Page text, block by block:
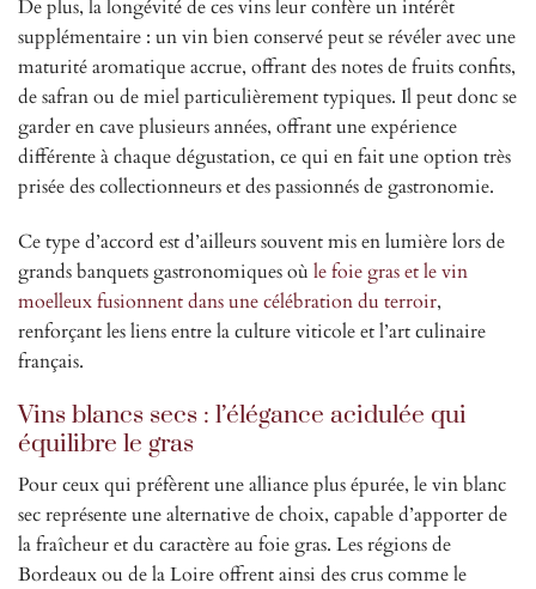
De plus, la longévité de ces vins leur confère un intérêt
supplémentaire : un vin bien conservé peut se révéler avec une
maturité aromatique accrue, offrant des notes de fruits confits,
de safran ou de miel particulièrement typiques. Il peut donc se
garder en cave plusieurs années, offrant une expérience
différente à chaque dégustation, ce qui en fait une option très
prisée des collectionneurs et des passionnés de gastronomie.
Ce type d’accord est d’ailleurs souvent mis en lumière lors de
grands banquets gastronomiques où le foie gras et le vin
moelleux fusionnent dans une célébration du terroir,
renforçant les liens entre la culture viticole et l’art culinaire
français.
Vins blancs secs : l’élégance acidulée qui
équilibre le gras
Pour ceux qui préfèrent une alliance plus épurée, le vin blanc
sec représente une alternative de choix, capable d’apporter de
la fraîcheur et du caractère au foie gras. Les régions de
Bordeaux ou de la Loire offrent ainsi des crus comme le